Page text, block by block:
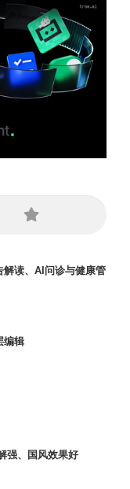
读、AI问诊与健康管
编辑
强、国风效果好